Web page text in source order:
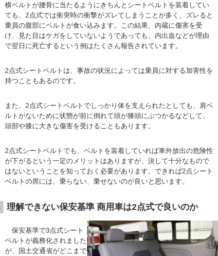
横ベルトが腰骨に当たるようにきちんとシートベルトを装着してい
ても、2点式では衝突時の衝撃がズレてしまうことが多く、ズレると
乗員の腹部にベルトが食い込みます。この結果、内蔵に傷害を受
け、見た目はケガをしていないようであっても、内出血などが理由
で翌日に死亡するという例はたくさん報告されています。
2点式シートベルトは、事故の状況によっては乗員に対する加害性を
持つこともあるのです。
また、2点式シートベルトでしっかり体を支えられたとしても、肩ベ
ルトがないために状態が前に倒れて頭が膝頭にぶつかるなどして、
頭部や膝に大きな傷害を受けることもあります。
2点式シートベルトでも、ベルトを装着していれば車外放出の危険性
が下がるという一定のメリットはありますが、決して十分なもので
はないということを知っておく必要があります。できれば2点シート
ベルトの席には、乗らない、乗せないのが良いと思います。
理解できない保安基準 商用車は2点式で良いのか
保安基準で3点式シート
ベルトが義務化されました
が、国土交通省がどこまで